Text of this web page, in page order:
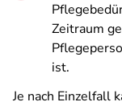
Zeitraum
ist.
Je nach Einzelfall